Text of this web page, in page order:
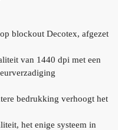
blockout Decotex, afgezet
van 1440 dpi met een
bedrukking verhoogt het
het enige systeem in